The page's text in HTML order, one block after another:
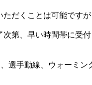
だくことは可能です
次第、早い時間帯に
選手動線、ウォーミン